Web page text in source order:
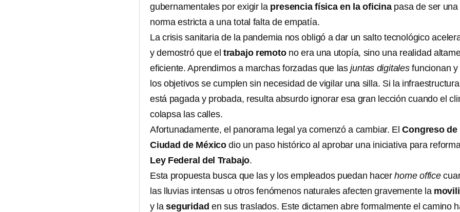
gubernamentales por exigir la presencia física en la oficinapasa de ser una
norma estricta a una total falta de empatía.
La crisis sanitaria de la pandemia nos obligó a dar un salto tecnológico
y demostró que el trabajo remotono era una utopía, sino una realidad
eficiente. Aprendimos a marchas forzadas que lasjuntas digitales funcionan y
los objetivos se cumplen sin necesidad de vigilar una silla. Si la
está pagada y probada, resulta absurdo ignorar esa gran lección cuando el
colapsa las calles.
Afortunadamente, el panorama legal ya comenzó a cambiar. ElCongreso de
Ciudad de Méxicodio un paso histórico al aprobar una iniciativa para
Ley Federal del Trabajo.
Esta propuesta busca que las y los empleados puedan hacerhome office
las
lluvias intensas u otros fenómenos naturales afecten gravemente la
y laseguridad en sus traslados. Este dictamen abre formalmente el camino